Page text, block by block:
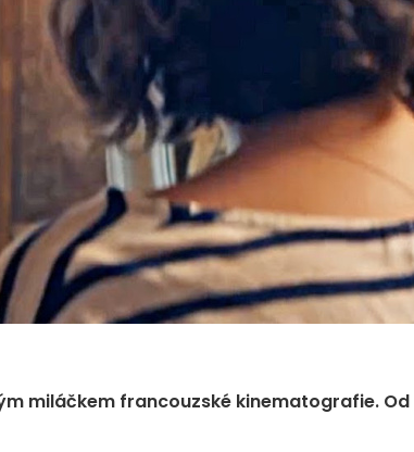
miláčkem francouzské kinematografie. Od